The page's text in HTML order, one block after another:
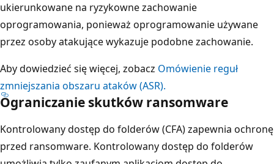
ukierunkowane na ryzykowne zachowanie
oprogramowania, ponieważ oprogramowanie używane
przez osoby atakujące wykazuje podobne zachowanie.
Aby dowiedzieć się więcej, zobacz Omówienie reguł
zmniejszania obszaru ataków (ASR).
Ograniczanie skutków ransomware
Kontrolowany dostęp do folderów (CFA) zapewnia ochronę
przed ransomware. Kontrolowany dostęp do folderów